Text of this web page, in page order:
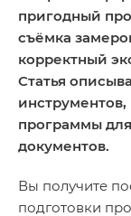
пригодный
съёмка
корректный
Статья
программы
документов.
Вы получите
подготовки